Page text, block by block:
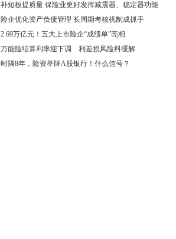
补短板提质量 保险业更好发挥减震器、稳定器功能
险企优化资产负债管理 长周期考核机制成抓手
2.69万亿元！五大上市险企“成绩单”亮相
万能险结算利率迎下调 利差损风险料缓解
时隔8年，险资举牌A股银行！什么信号？